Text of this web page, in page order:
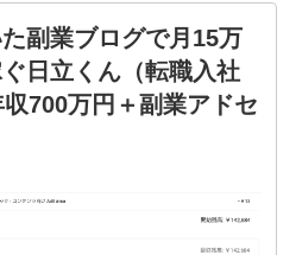
副業ブログで月15万
日立くん（転職入社
700万円＋副業アドセ